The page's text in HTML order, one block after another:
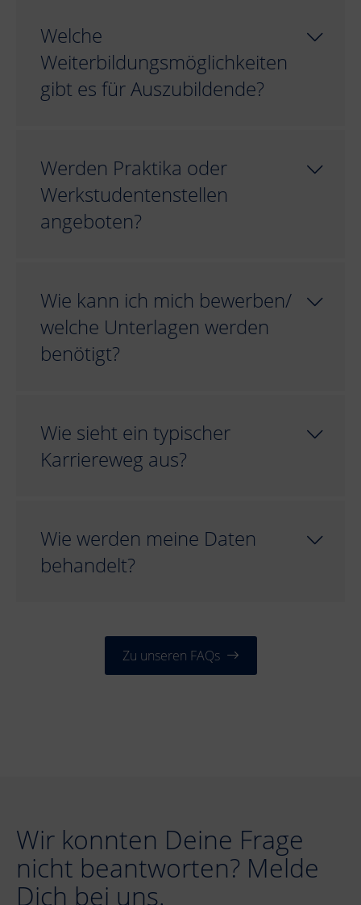
Welche
Weiterbildungsmöglichkeiten
gibt es für Auszubildende?
Werden Praktika oder
Werkstudentenstellen
angeboten?
Wie kann ich mich bewerben/
welche Unterlagen werden
benötigt?
Wie sieht ein typischer
Karriereweg aus?
Wie werden meine Daten
behandelt?
Zu unseren FAQs
Wir konnten Deine Frage
nicht beantworten? Melde
Dich bei uns.